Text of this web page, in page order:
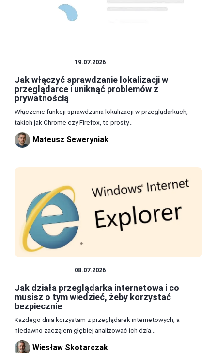
19.07.2026
Jak włączyć sprawdzanie lokalizacji w
przeglądarce i uniknąć problemów z
prywatnością
Włączenie funkcji sprawdzania lokalizacji w przeglądarkach,
takich jak Chrome czy Firefox, to prosty...
Mateusz Seweryniak
08.07.2026
Jak działa przeglądarka internetowa i co
musisz o tym wiedzieć, żeby korzystać
bezpiecznie
Każdego dnia korzystam z przeglądarek internetowych, a
niedawno zacząłem głębiej analizować ich dzia...
Wiesław Skotarczak